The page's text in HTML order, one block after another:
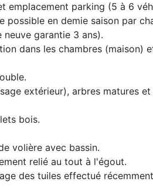
emplacement parking (5 à 6
possible en demie saison par
neuve garantie 3 ans).
dans les chambres (maison)
extérieur), arbres matures et
bois.
volière avec bassin.
relié au tout à l'égout.
des tuiles effectué